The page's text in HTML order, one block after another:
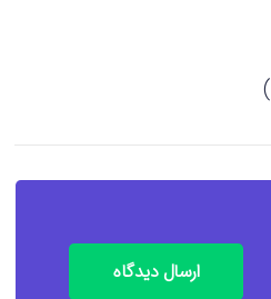
ارسال دیدگاه